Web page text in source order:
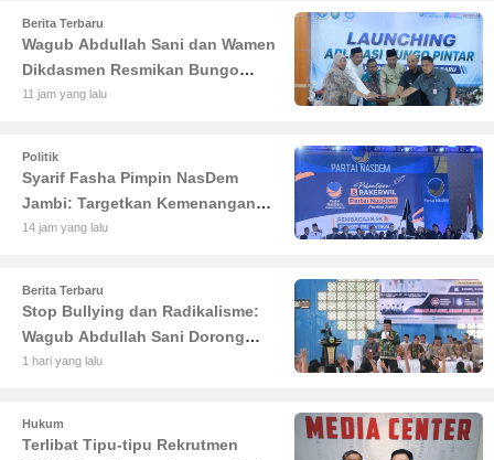
Berita Terbaru
Wagub Abdullah Sani dan Wamen
Dikdasmen Resmikan Bungo
Pintar: Dorong Digitalisasi
11 jam yang lalu
Politik
Syarif Fasha Pimpin NasDem
Jambi: Targetkan Kemenangan
Besar di Pemilu 2029
14 jam yang lalu
Berita Terbaru
Stop Bullying dan Radikalisme:
Wagub Abdullah Sani Dorong
Siswa Jadi Garda Terdepan
1 hari yang lalu
Hukum
Terlibat Tipu-tipu Rekrutmen